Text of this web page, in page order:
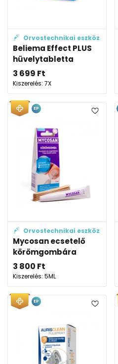
Orvostechnikai eszköz
Beliema Effect PLUS
hüvelytabletta
3 699 Ft
Kiszerelés: 7X
Orvostechnikai eszköz
Mycosan ecsetelő
körömgombára
3 800 Ft
Kiszerelés: 5ML
EP
EP